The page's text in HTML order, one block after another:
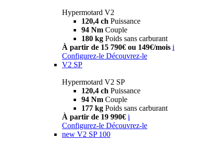
Hypermotard V2
120,4 ch Puissance
94 Nm Couple
180 kg Poids sans carburant
À partir de 15 790€ ou 149€/mois i
Configurez-le Découvrez-le
V2 SP
Hypermotard V2 SP
120,4 ch Puissance
94 Nm Couple
177 kg Poids sans carburant
À partir de 19 990€ i
Configurez-le Découvrez-le
new V2 SP 100